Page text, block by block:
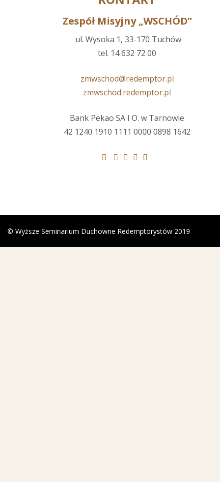
Zespół Misyjny „WSCHÓD”
ul. Wysoka 1, 33-170 Tuchów
tel. 14 632 72 00
zmwschod@redemptor.pl
zmwschod.redemptor.pl
Bank Pekao SA I O. w Tarnowie
42 1240 1910 1111 0000 0898 1642
© Wyższe Seminarium Duchowne Redemptorystów 2019